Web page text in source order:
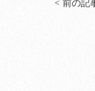
< 前の記